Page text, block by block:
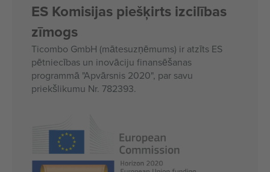
ES Komisijas piešķirts izcilības
zīmogs
Ticombo GmbH (mātesuzņēmums) ir atzīts ES
pētniecības un inovāciju finansēšanas
programmā "Apvārsnis 2020", par savu
priekšlikumu Nr. 782393.